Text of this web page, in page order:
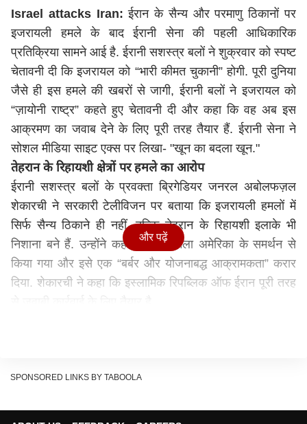
Israel attacks Iran: ईरान के सैन्य और परमाणु ठिकानों पर
इजरायली हमले के बाद ईरानी सेना की पहली आधिकारिक
प्रतिक्रिया सामने आई है. ईरानी सशस्त्र बलों ने शुक्रवार को स्पष्ट
चेतावनी दी कि इजरायल को “भारी कीमत चुकानी” होगी. पूरी दुनिया
जैसे ही इस हमले की खबरों से जागी, ईरानी बलों ने इजरायल को
“ज़ायोनी राष्ट्र” कहते हुए चेतावनी दी और कहा कि वह अब इस
आक्रमण का जवाब देने के लिए पूरी तरह तैयार हैं. ईरानी सेना ने
सोशल मीडिया साइट एक्स पर लिखा- "खून का बदला खून."
तेहरान के रिहायशी क्षेत्रों पर हमले का आरोप
ईरानी सशस्त्र बलों के प्रवक्ता ब्रिगेडियर जनरल अबोलफज़ल
शेकारची ने सरकारी टेलीविजन पर बताया कि इजरायली हमलों में
सिर्फ सैन्य ठिकाने ही नहीं, बल्कि तेहरान के रिहायशी इलाके भी
निशाना बने हैं. उन्होंने कहा कि यह हमला अमेरिका के समर्थन से
किया गया और इसे एक “बर्बर और योजनाबद्ध आक्रामकता” करार
दिया. शेकारची ने कहा कि इस्लामिक रिपब्लिक ऑफ ईरान पूरी तरह
हमला किया है. इस लापरवाही भरे हमले में हमारे कई कमांडरों और
और पढ़ें
SPONSORED LINKS BY TABOOLA